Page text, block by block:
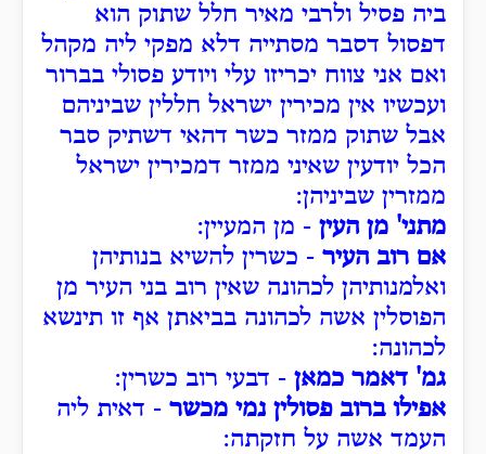
ביה פסיל ולרבי מאיר חלל שתוק הוא
דפסול דסבר מסתייה דלא מפקי ליה מקהל
ואם אני צווח יכריזו עלי ויודע פסולי בברור
ועכשיו אין מכירין ישראל חללין שביניהם
אבל שתוק ממזר כשר דהאי דשתיק סבר
הכל יודעין שאיני ממזר דמכירין ישראל
ממזרין שביניהן:
מתני' מן העין - מן המעיין:
אם רוב העיר - כשרין להשיא בנותיהן
ואלמנותיהן לכהונה שאין רוב בני העיר מן
הפוסלין אשה לכהונה בביאתן אף זו תינשא
לכהונה:
גמ' דאמר כמאן - דבעי רוב כשרין:
אפילו ברוב פסולין נמי מכשר - דאית ליה
העמד אשה על חזקתה: